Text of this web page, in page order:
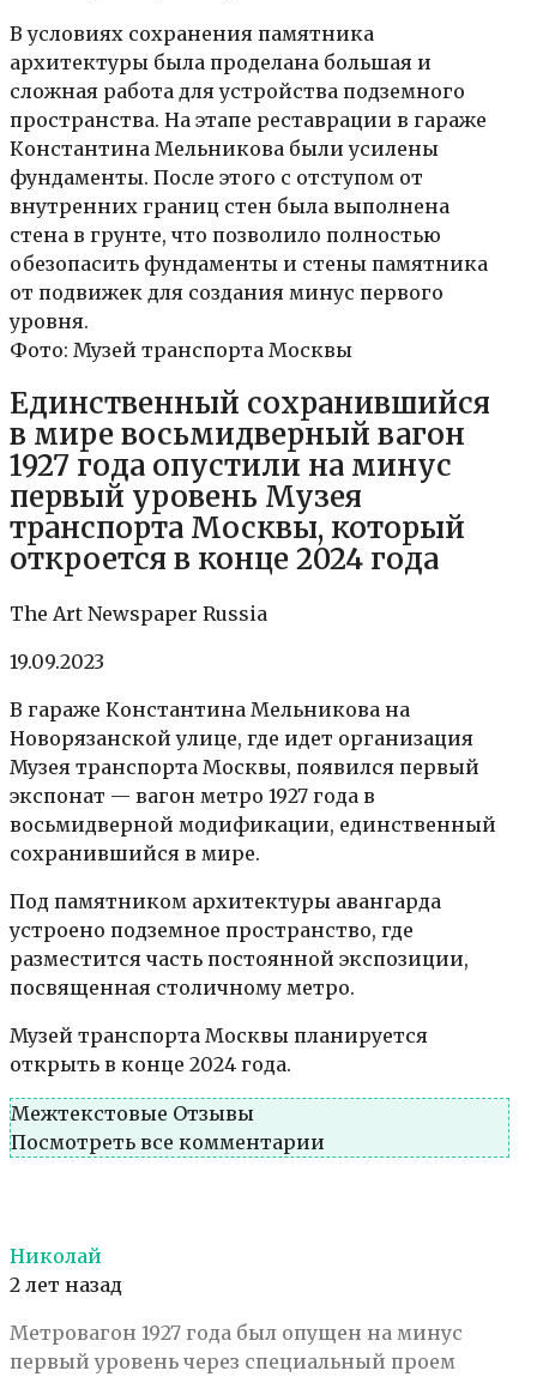
В условиях сохранения памятника
архитектуры была проделана большая и
сложная работа для устройства подземного
пространства. На этапе реставрации в гараже
Константина Мельникова были усилены
фундаменты. После этого с отступом от
внутренних границ стен была выполнена
стена в грунте, что позволило полностью
обезопасить фундаменты и стены памятника
от подвижек для создания минус первого
уровня.
Фото: Музей транспорта Москвы
Единственный сохранившийся
в мире восьмидверный вагон
1927 года опустили на минус
первый уровень Музея
транспорта Москвы, который
откроется в конце 2024 года
The Art Newspaper Russia
19.09.2023
В гараже Константина Мельникова на
Новорязанской улице, где идет организация
Музея транспорта Москвы, появился первый
экспонат — вагон метро 1927 года в
восьмидверной модификации, единственный
сохранившийся в мире.
Под памятником архитектуры авангарда
устроено подземное пространство, где
разместится часть постоянной экспозиции,
посвященная столичному метро.
Музей транспорта Москвы планируется
открыть в конце 2024 года.
Межтекстовые Отзывы
Посмотреть все комментарии
Николай
2 лет назад
Метровагон 1927 года был опущен на минус
первый уровень через специальный проем